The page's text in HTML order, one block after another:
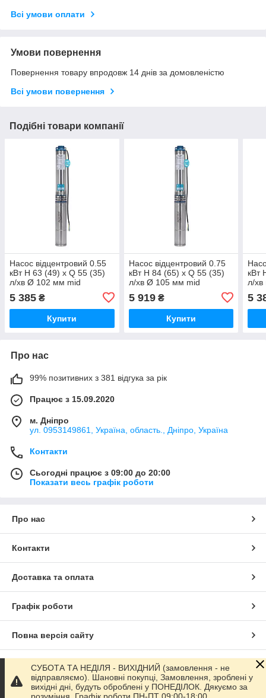
Всі умови оплати
Умови повернення
Повернення товару впродовж 14 днів за домовленістю
Всі умови повернення
Подібні товари компанії
Насос відцентровий 0.55
кВт H 63 (49) х Q 55 (35)
л/хв Ø 102 мм mid
AQUATICA 4QJD3-9-0.55
(778122)
5 385 ₴
Купити
Насос відцентровий 0.75
кВт H 84 (65) х Q 55 (35)
л/хв Ø 105 мм mid
AQUATICA 4QJD3-12-0.75
(778123)
5 919₴
Купити
кВт
л/хв
5
Про нас
99% позитивних з 381 відгука за рік
Працює з 15.09.2020
м. Дніпро
ул. 0953149861, Україна, область., Дніпро, Україна
Контакти
Сьогодні працює з 09:00 до 20:00
Показати весь графік роботи
Про нас
Контакти
Доставка та оплата
Графік роботи
Повна версія сайту
Сайт створено на маркетплейсіProm.ua
Політика конфіденційності
СУБОТА ТА НЕДІЛЯ - ВИХІДНИЙ (замовлення - не
відправляємо). Шановні покупці, Замовлення, зроблені у
вихідні дні, будуть оброблені у ПОНЕДІЛОК. Дякуємо за